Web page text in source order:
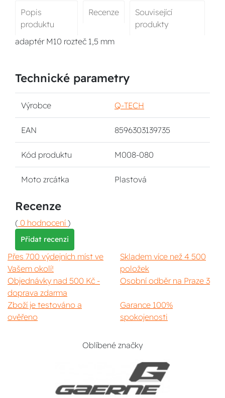
Popis
produktu
Recenze
Související
produkty
adaptér M10 rozteč 1,5 mm
Technické parametry
Výrobce Q-TECH
EAN 8596303139735
Kód produktu M008-080
Moto zrcátka Plastová
Recenze
( 0 hodnocení )
Přidat recenzi
Přes 700 výdejních míst ve
Vašem okolí!
Skladem více než 4 500
položek
Objednávky nad 500 Kč -
doprava zdarma
Osobní odběr na Praze 3
Zboží je testováno a
ověřeno
Garance 100%
spokojenosti
Oblíbené značky